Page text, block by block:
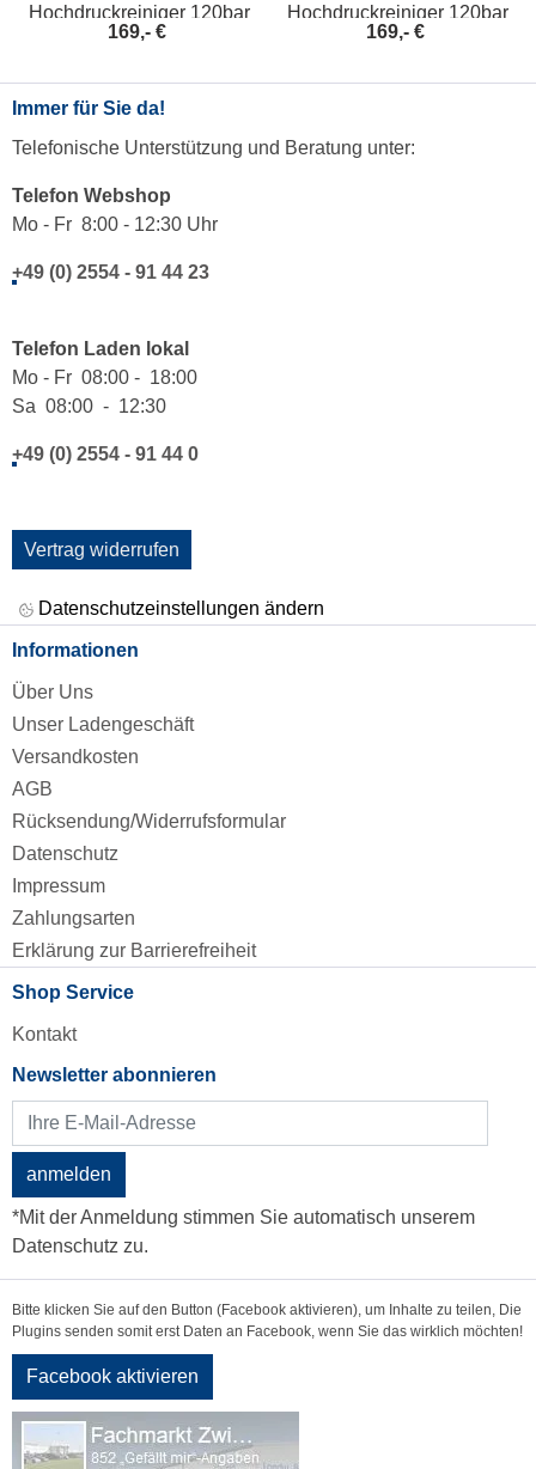
Hochdruckreiniger 120bar
RE020114540
169,- €
Hochdruckreiniger 120bar
RE020114540
169,- €
Immer für Sie da!
Telefonische Unterstützung und Beratung unter:
Telefon Webshop
Mo - Fr 8:00 - 12:30 Uhr
+49 (0) 2554 - 91 44 23
Telefon Laden lokal
Mo - Fr 08:00 - 18:00
Sa 08:00 - 12:30
+49 (0) 2554 - 91 44 0
Vertrag widerrufen
Datenschutzeinstellungen ändern
Informationen
Über Uns
Unser Ladengeschäft
Versandkosten
AGB
Rücksendung/Widerrufsformular
Datenschutz
Impressum
Zahlungsarten
Erklärung zur Barrierefreiheit
Shop Service
Kontakt
Newsletter abonnieren
anmelden
*Mit der Anmeldung stimmen Sie automatisch unserem
Datenschutz zu.
Bitte klicken Sie auf den Button (Facebook aktivieren), um Inhalte zu teilen, Die
Plugins senden somit erst Daten an Facebook, wenn Sie das wirklich möchten!
Facebook aktivieren